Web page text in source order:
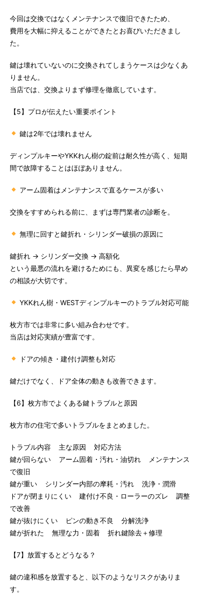
今回は交換ではなくメンテナンスで復旧できたため、
費用を大幅に抑えることができたとお喜びいただきまし
た。
鍵は壊れていないのに交換されてしまうケースは少なくあ
りません。
当店では、交換よりまず修理を徹底しています。
【5】プロが伝えたい重要ポイント
鍵は2年では壊れません
ディンプルキーやYKKれん樹の錠前は耐久性が高く、短期
間で故障することはほぼありません。
アーム固着はメンテナンスで直るケースが多い
交換をすすめられる前に、まずは専門業者の診断を。
無理に回すと鍵折れ・シリンダー破損の原因に
鍵折れ → シリンダー交換 → 高額化
という最悪の流れを避けるためにも、異変を感じたら早め
の相談が大切です。
YKKれん樹・WESTディンプルキーのトラブル対応可能
枚方市では非常に多い組み合わせです。
当店は対応実績が豊富です。
ドアの傾き・建付け調整も対応
鍵だけでなく、ドア全体の動きも改善できます。
【6】枚方市でよくある鍵トラブルと原因
枚方市の住宅で多いトラブルをまとめました。
トラブル内容 主な原因 対応方法
鍵が回らない アーム固着・汚れ・油切れ メンテナンス
で復旧
鍵が重い シリンダー内部の摩耗・汚れ 洗浄・潤滑
ドアが閉まりにくい 建付け不良・ローラーのズレ 調整
で改善
鍵が抜けにくい ピンの動き不良 分解洗浄
鍵が折れた 無理な力・固着 折れ鍵除去＋修理
【7】放置するとどうなる？
鍵の違和感を放置すると、以下のようなリスクがありま
す。